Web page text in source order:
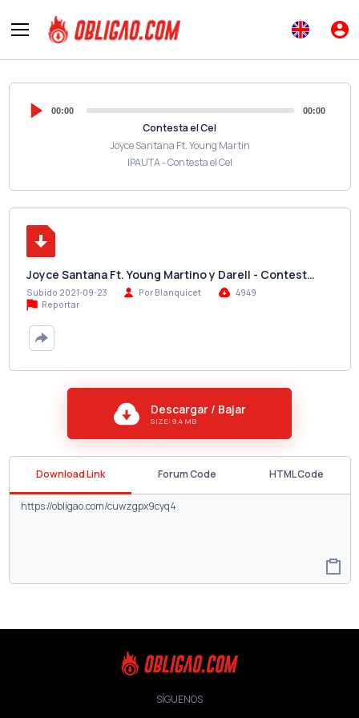
00:00 00:00
Contesta el Cel
Joyce Santana Ft. Young Martin
IPAUTA - Contesta el Cel
Joyce Santana Ft. Young Martino y Darell - Contest…
Subido 2021-09-23 Por Blanquicet
4949
Reportar
Descargar / Bajar
SIZE: 9.4 MB
Download Link Forum Code HTML Code
SÍGUENOS